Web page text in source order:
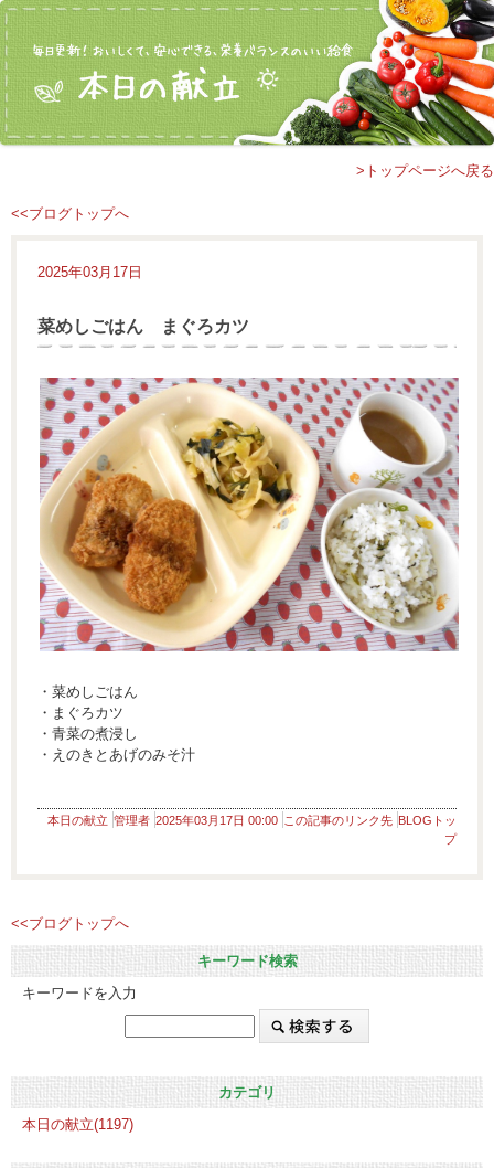
>トップページへ戻る
<<ブログトップへ
2025年03月17日
菜めしごはん まぐろカツ
・菜めしごはん
・まぐろカツ
・青菜の煮浸し
・えのきとあげのみそ汁
本日の献立 管理者 2025年03月17日 00:00 この記事のリンク先 BLOGトッ
プ
<<ブログトップへ
キーワード検索
キーワードを入力
カテゴリ
本日の献立(1197)